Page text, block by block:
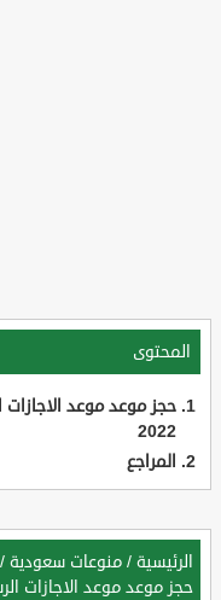
المحتوى
حجز موعد موعد الاجازات
2022
المراجع
الرئيسية / منوعات سعودية /
حجز موعد موعد الاجازات